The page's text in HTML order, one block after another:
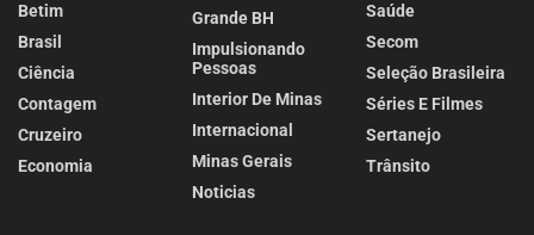
Betim
Brasil
Ciência
Contagem
Cruzeiro
Economia
Grande BH
Impulsionando
Pessoas
Interior De Minas
Internacional
Minas Gerais
Noticias
Saúde
Secom
Seleção Brasileira
Séries E Filmes
Sertanejo
Trânsito